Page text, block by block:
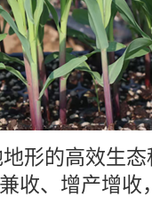
形的高效生
收、增产增收